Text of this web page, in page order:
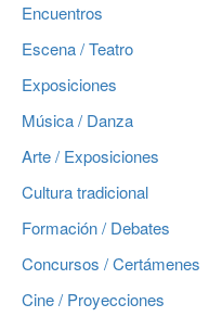
Encuentros
Escena / Teatro
Exposiciones
Música / Danza
Arte / Exposiciones
Cultura tradicional
Formación / Debates
Concursos / Certámenes
Cine / Proyecciones